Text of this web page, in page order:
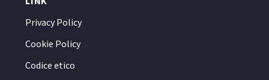
Privacy Policy
Cookie Policy
Codice etico